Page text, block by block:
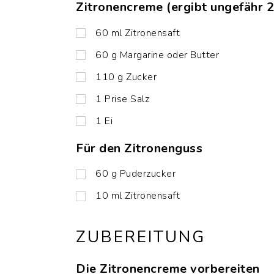
Zitronencreme (ergibt ungefähr
60 ml Zitronensaft
60 g Margarine oder Butter
110 g Zucker
1 Prise Salz
1 Ei
Für den Zitronenguss
60 g Puderzucker
10 ml Zitronensaft
ZUBEREITUNG
Die Zitronencreme vorbereiten